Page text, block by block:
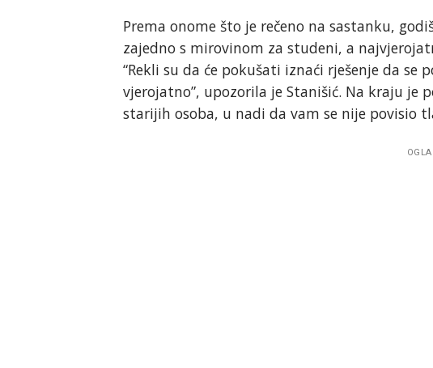
Prema onome što je rečeno na sastanku,
zajedno s mirovinom za studeni, a
“Rekli su da će pokušati iznaći rješenje da se
vjerojatno”, upozorila je Stanišić. Na kraju je
starijih osoba, u nadi da vam se nije povisio